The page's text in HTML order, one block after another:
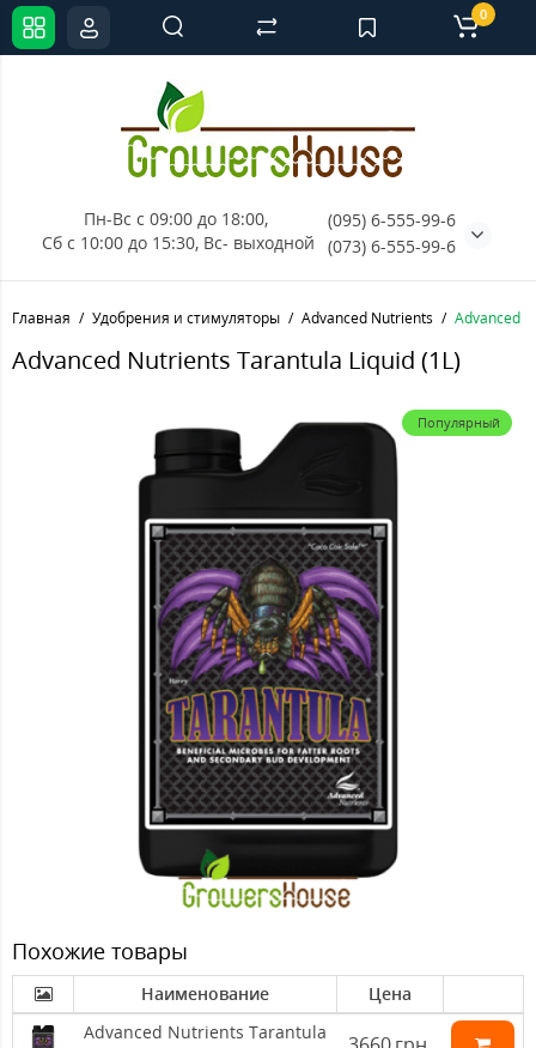
Пн-Вс с 09:00 до 18:00,
Сб с 10:00 до 15:30, Вс- выходной
(095) 6-555-99-6
(073) 6-555-99-6
0
Главная Удобрения и стимуляторы Advanced Nutrients Advanced
Advanced Nutrients Tarantula Liquid (1L)
Популярный
Похожие товары
Наименование
Цена
Advanced Nutrients Tarantula